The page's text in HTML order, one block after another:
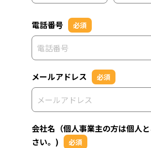
電話番号 必須
メールアドレス 必須
会社名（個人事業主の方は個人
さい。)
必須